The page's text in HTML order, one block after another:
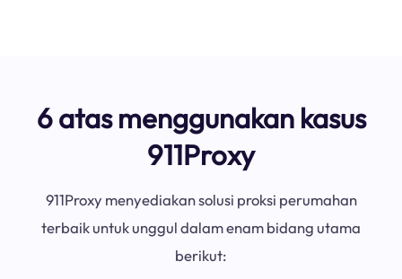
6 atas menggunakan kasus
911Proxy
911Proxy menyediakan solusi proksi perumahan
terbaik untuk unggul dalam enam bidang utama
berikut: